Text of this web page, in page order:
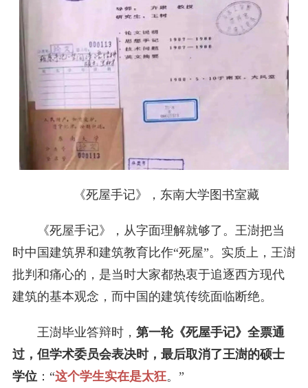
《死屋手记》，东南大学图书室藏
《死屋手记》，从字面理解就够了。王澍把当
时中国建筑界和建筑教育比作“死屋”。实质上，王澍
批判和痛心的，是当时大家都热衷于追逐西方现代
建筑的基本观念，而中国的建筑传统面临断绝。
王澍毕业答辩时， 第一轮《死屋手记》全票通
过，但学术委员会表决时，最后取消了王澍的硕士
学位：“这个学生实在是太狂。”